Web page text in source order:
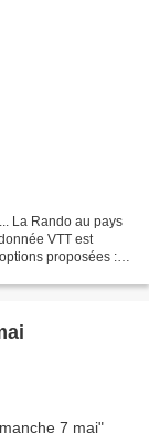
La Rando au pays
VTT est
proposées :